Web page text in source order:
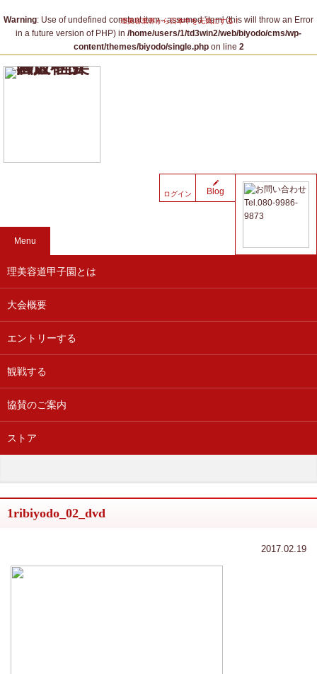
Warning: Use of undefined constant item - assumed 'item' (this will throw an Error
in a future version of PHP) in /home/users/1/td3win2/web/biyodo/cms/wp-
content/themes/biyodo/single.phpon line 2
理美容業界から日本中を元気にする！
Blog
ログイン
Menu
理美容道甲子園とは
大会概要
エントリーする
観戦する
協賛のご案内
ストア
1ribiyodo_02_dvd
2017.02.19